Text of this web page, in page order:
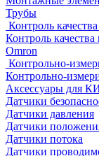
Трубы
Контроль
Контроль
Omron
Контрольно-
Контрольно-
Аксессуары для
Датчики
Датчики давления
Датчики
Датчики потока
Датчики